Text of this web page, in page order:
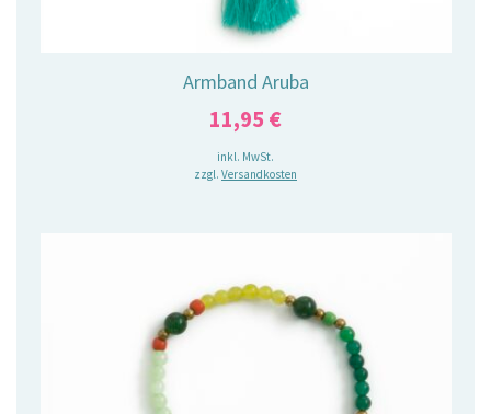
Armband Aruba
11,95 €
inkl. MwSt.
zzgl. Versandkosten